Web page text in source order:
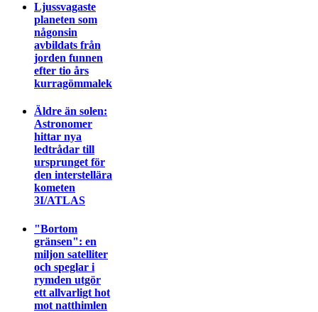
Ljussvagaste
planeten som
någonsin
avbildats från
jorden funnen
efter tio års
kurragömmalek
Äldre än solen:
Astronomer
hittar nya
ledtrådar till
ursprunget för
den interstellära
kometen
3I/ATLAS
"Bortom
gränsen": en
miljon satelliter
och speglar i
rymden utgör
ett allvarligt hot
mot natthimlen